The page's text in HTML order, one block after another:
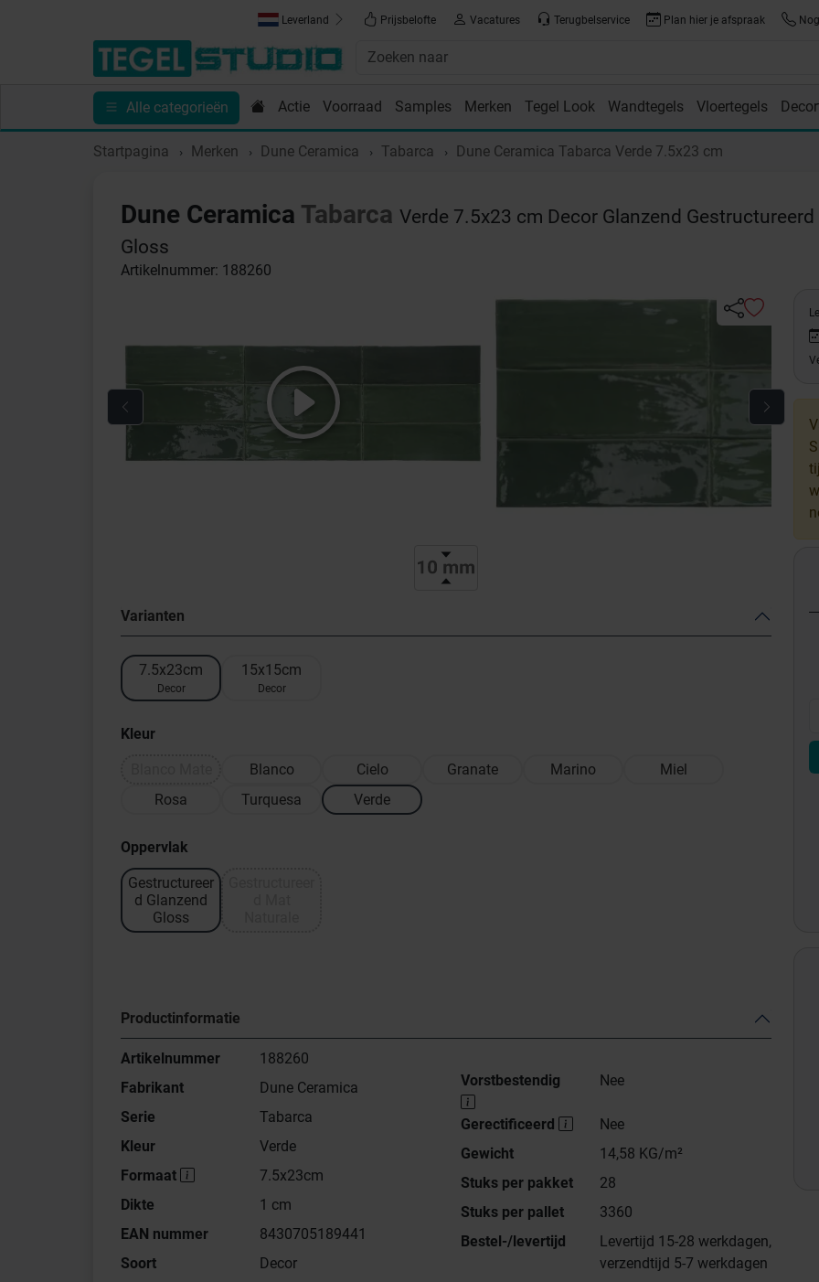
Leverland Prijsbelofte Vacatures Terugbelservice Plan hier je afspraak Nog
Alle categorieën Actie Voorraad Samples Merken Tegel Look Wandtegels Vloertegels
Toebehoren Sanitair Tips en Inspiratie Showroom
Startpagina Merken Dune Ceramica Tabarca Dune Ceramica Tabarca Verde 7.5x23 cm
Dune Ceramica Tabarca Verde 7.5x23 cm Decor Glanzend Gestructureerd
Gloss
Artikelnummer: 188260
Varianten
7.5x23cm
Decor
15x15cm
Decor
Kleur
Blanco Cielo Granate Marino
Miel
Rosa
Turquesa Verde
Oppervlak
Gestructureer
d Glanzend
Gloss
Productinformatie
Artikelnummer
188260
Fabrikant
Dune Ceramica
Serie
Tabarca
Kleur
Verde
Formaat
7.5x23cm
Dikte
1 cm
EAN nummer
8430705189441
Soort
Decor
Vorstbestendig Nee
Gerectificeerd
Nee
Gewicht
14,58 KG/m²
Stuks per pakket
28
Stuks per pallet
3360
Bestel-/levertijd
Levertijd 15-28 werkdagen,
verzendtijd 5-7 werkdagen